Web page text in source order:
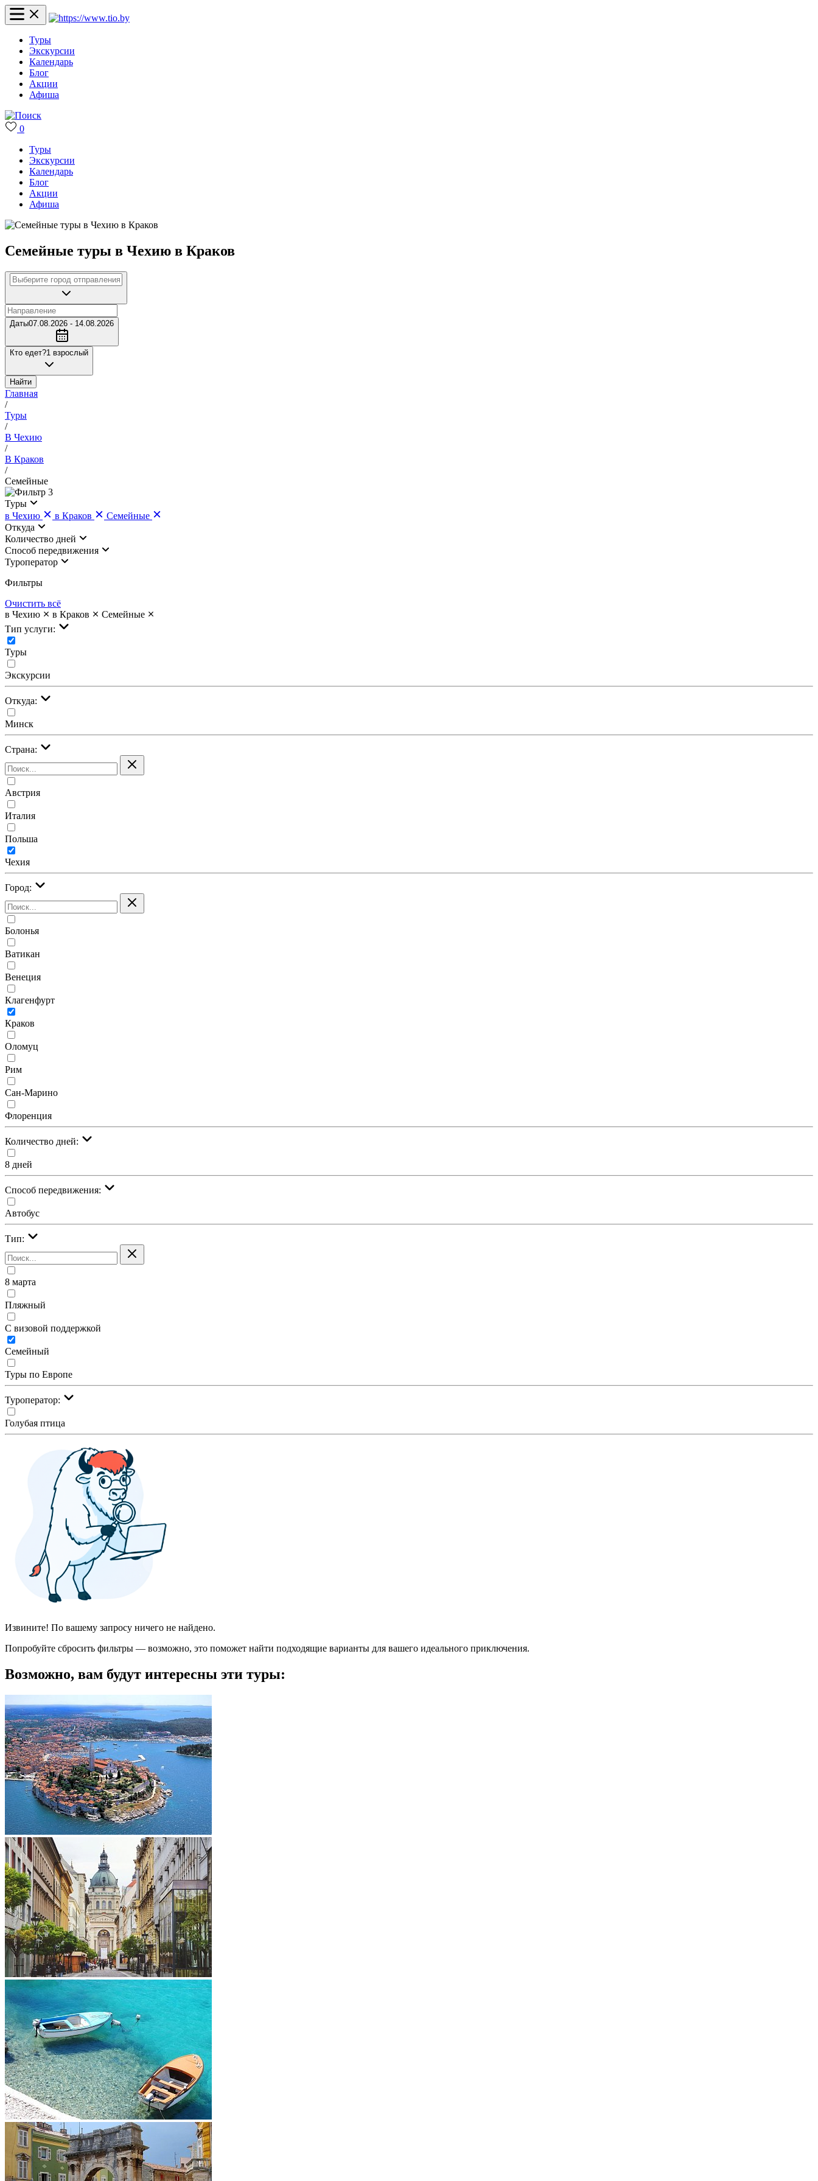
Туры
Экскурсии
Календарь
Блог
Акции
Афиша
0
Туры
Экскурсии
Календарь
Блог
Акции
Афиша
Семейные туры в Чехию в Краков
Даты07.08.2026 - 14.08.2026
Кто едет?1 взрослый
Найти
Главная
/
Туры
/
В Чехию
/
В Краков
/
Семейные
3
Туры
в Чехию
в Краков
Семейные
Откуда
Количество дней
Cпособ передвижения
Туроператор
Фильтры
Очистить всё
в Чехию
в Краков
Семейные
Тип услуги:
Туры
Экскурсии
Откуда:
Минск
Страна:
Австрия
Италия
Польша
Чехия
Город:
Болонья
Ватикан
Венеция
Клагенфурт
Краков
Оломуц
Рим
Сан-Марино
Флоренция
Количество дней:
8 дней
Cпособ передвижения:
Автобус
Тип:
8 марта
Пляжный
С визовой поддержкой
Семейный
Туры по Европе
Туроператор:
Голубая птица
Извините! По вашему запросу ничего не найдено.
Попробуйте сбросить фильтры — возможно, это поможет найти подходящие варианты для вашего идеального приключения.
Возможно, вам будут интересны эти туры: